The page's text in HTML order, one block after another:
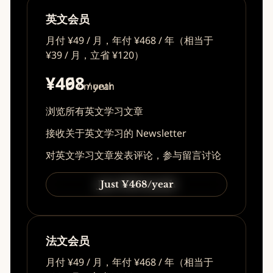
英文会员
月付 ¥49 / 月，年付 ¥468 / 年（相当于
¥39 / 月，立省 ¥120）
¥49/ month
¥468/ year
浏览所有英文学习文章
接收关于英文学习的 Newsletter
对英文学习文章发表评论，参与留言讨论
Just ¥49/month
Just ¥468/year
法文会员
月付 ¥49 / 月，年付 ¥468 / 年（相当于